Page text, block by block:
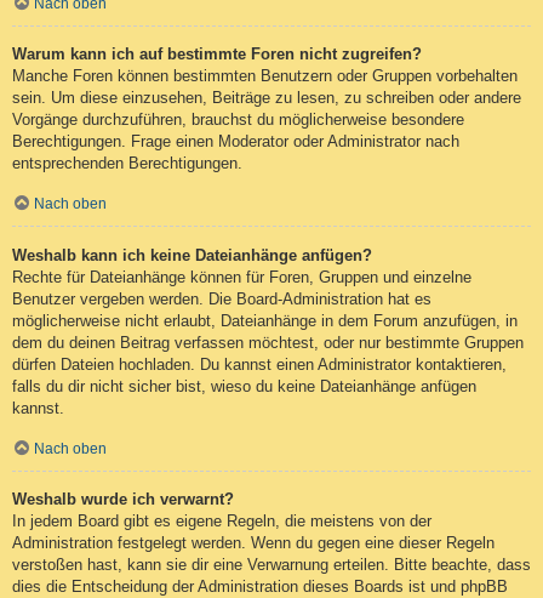
Warum kann ich auf bestimmte Foren nicht zugreifen?
Manche Foren können bestimmten Benutzern oder Gruppen vorbehalten
sein. Um diese einzusehen, Beiträge zu lesen, zu schreiben oder andere
Vorgänge durchzuführen, brauchst du möglicherweise besondere
Berechtigungen. Frage einen Moderator oder Administrator nach
entsprechenden Berechtigungen.
Nach oben
Weshalb kann ich keine Dateianhänge anfügen?
Rechte für Dateianhänge können für Foren, Gruppen und einzelne
Benutzer vergeben werden. Die Board-Administration hat es
möglicherweise nicht erlaubt, Dateianhänge in dem Forum anzufügen, in
dem du deinen Beitrag verfassen möchtest, oder nur bestimmte Gruppen
dürfen Dateien hochladen. Du kannst einen Administrator kontaktieren,
falls du dir nicht sicher bist, wieso du keine Dateianhänge anfügen
kannst.
Nach oben
Weshalb wurde ich verwarnt?
In jedem Board gibt es eigene Regeln, die meistens von der
Administration festgelegt werden. Wenn du gegen eine dieser Regeln
verstoßen hast, kann sie dir eine Verwarnung erteilen. Bitte beachte, dass
dies die Entscheidung der Administration dieses Boards ist und phpBB